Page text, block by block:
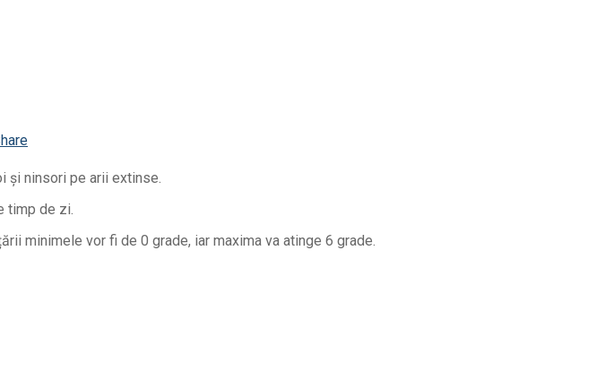
și ninsori pe arii extinse.
timp de zi.
minimele vor fi de 0 grade, iar maxima va atinge 6 grade.